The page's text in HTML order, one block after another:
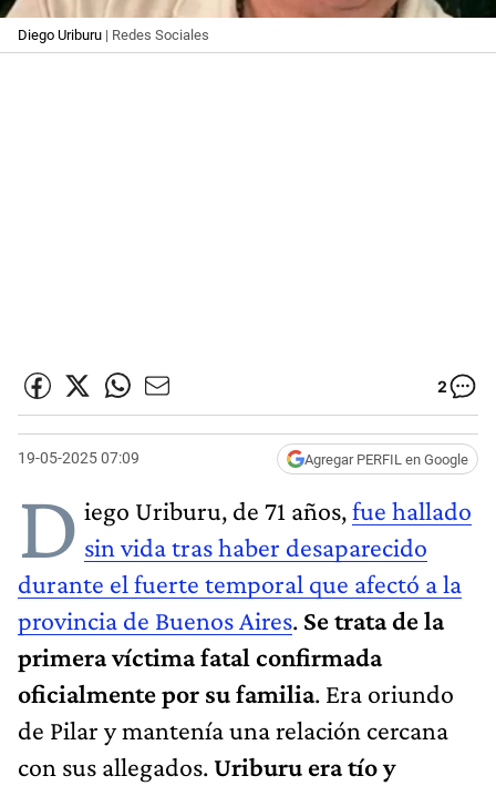
Diego Uriburu | Redes Sociales
2
19-05-2025 07:09 Agregar PERFIL en Google
D iego Uriburu, de 71 años,fue hallado
sin vida tras haber desaparecido
durante el fuerte temporal que afectó a la
provincia de Buenos Aires. Se trata de la
primera víctima fatal confirmada
oficialmente por su familia. Era oriundo
de Pilar y mantenía una relación cercana
con sus allegados.Uriburu era tío y